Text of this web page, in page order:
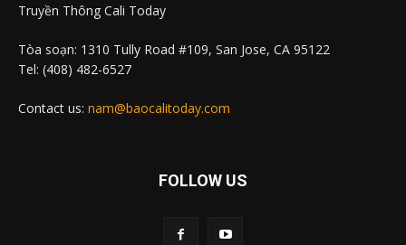
Truyền Thông Cali Today
Tòa soạn: 1310 Tully Road #109, San Jose, CA 95122
Tel: (408) 482-6527
Contact us: nam@baocalitoday.com
FOLLOW US